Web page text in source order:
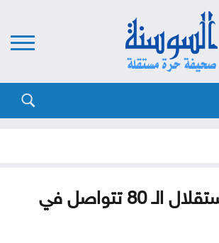
احتفالات الاستقلال الـ 80 تتواصل في